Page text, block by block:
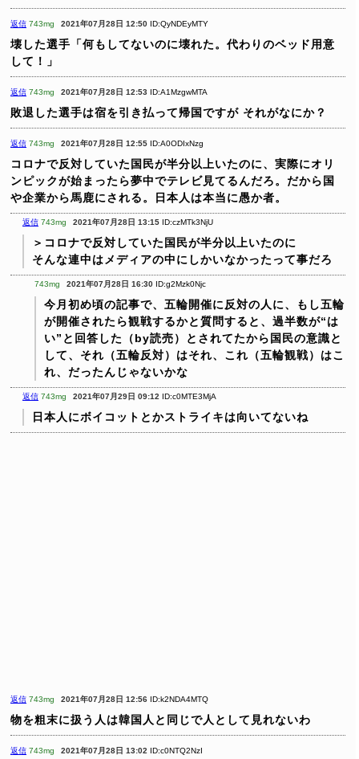
返信 743mg 2021年07月28日 12:50 ID:QyNDEyMTY
壊した選手「何もしてないのに壊れた。代わりのベッド用意
して！」
返信 743mg 2021年07月28日 12:53 ID:A1MzgwMTA
敗退した選手は宿を引き払って帰国ですが それがなにか？
返信 743mg 2021年07月28日 12:55 ID:A0ODIxNzg
コロナで反対していた国民が半分以上いたのに、実際にオリ
ンピックが始まったら夢中でテレビ見てるんだろ。だから国
や企業から馬鹿にされる。日本人は本当に愚か者。
返信 743mg 2021年07月28日 13:15 ID:czMTk3NjU
＞コロナで反対していた国民が半分以上いたのに
そんな連中はメディアの中にしかいなかったって事だろ
743mg 2021年07月28日 16:30 ID:g2Mzk0Njc
今月初め頃の記事で、五輪開催に反対の人に、もし五輪
が開催されたら観戦するかと質問すると、過半数が“は
い”と回答した（by読売）とされてたから国民の意識と
して、それ（五輪反対）はそれ、これ（五輪観戦）はこ
れ、だったんじゃないかな
返信 743mg 2021年07月29日 09:12 ID:c0MTE3MjA
日本人にボイコットとかストライキは向いてないね
返信 743mg 2021年07月28日 12:56 ID:k2NDA4MTQ
物を粗末に扱う人は韓国人と同じで人として見れないわ
返信 743mg 2021年07月28日 13:02 ID:c0NTQ2NzI